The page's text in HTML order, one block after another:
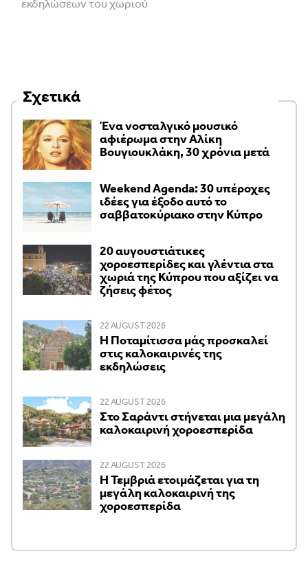
εκδηλώσεων του χωριού
Σχετικά
Ένα νοσταλγικό μουσικό
αφιέρωμα στην Αλίκη
Βουγιουκλάκη, 30 χρόνια μετά
Weekend Agenda: 30 υπέροχες
ιδέες για έξοδο αυτό το
σαββατοκύριακο στην Κύπρο
20 αυγουστιάτικες
χοροεσπερίδες και γλέντια στα
χωριά της Κύπρου που αξίζει να
ζήσεις φέτος
22 AUGUST 2026
Η Ποταμίτισσα μάς προσκαλεί
στις καλοκαιρινές της
εκδηλώσεις
22 AUGUST 2026
Στο Σαράντι στήνεται μια μεγάλη
καλοκαιρινή χοροεσπερίδα
22 AUGUST 2026
Η Τεμβριά ετοιμάζεται για τη
μεγάλη καλοκαιρινή της
χοροεσπερίδα